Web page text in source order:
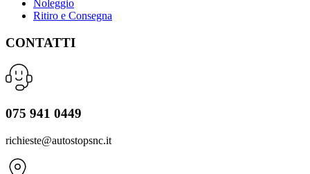
Noleggio
Ritiro e Consegna
CONTATTI
075 941 0449
richieste@autostopsnc.it